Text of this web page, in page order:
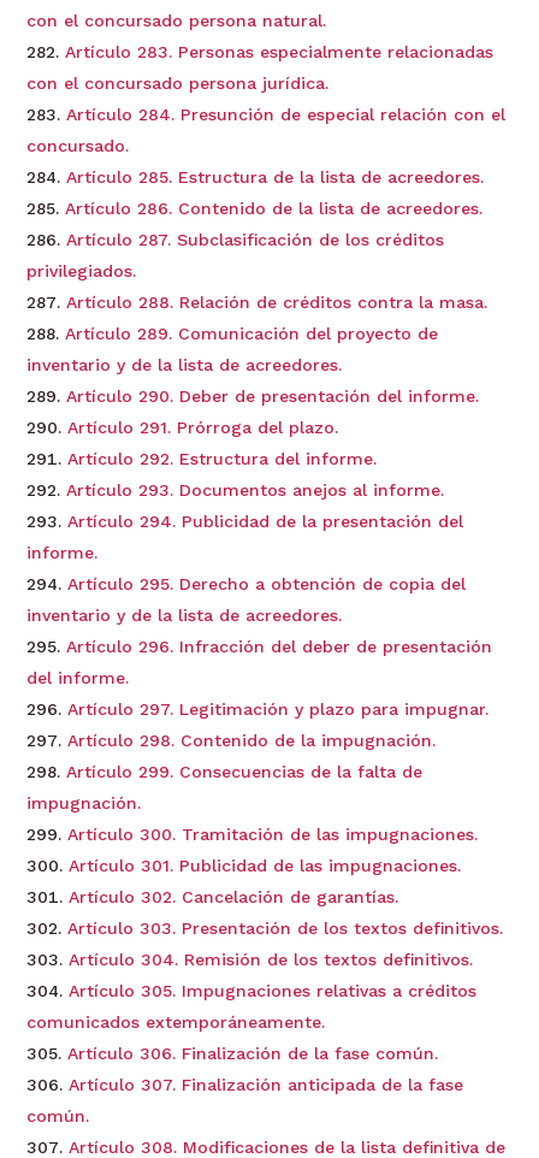
con el concursado persona natural.
Artículo 283. Personas especialmente relacionadas
con el concursado persona jurídica.
Artículo 284. Presunción de especial relación con el
concursado.
Artículo 285. Estructura de la lista de acreedores.
Artículo 286. Contenido de la lista de acreedores.
Artículo 287. Subclasificación de los créditos
privilegiados.
Artículo 288. Relación de créditos contra la masa.
Artículo 289. Comunicación del proyecto de
inventario y de la lista de acreedores.
Artículo 290. Deber de presentación del informe.
Artículo 291. Prórroga del plazo.
Artículo 292. Estructura del informe.
Artículo 293. Documentos anejos al informe.
Artículo 294. Publicidad de la presentación del
informe.
Artículo 295. Derecho a obtención de copia del
inventario y de la lista de acreedores.
Artículo 296. Infracción del deber de presentación
del informe.
Artículo 297. Legitimación y plazo para impugnar.
Artículo 298. Contenido de la impugnación.
Artículo 299. Consecuencias de la falta de
impugnación.
Artículo 300. Tramitación de las impugnaciones.
Artículo 301. Publicidad de las impugnaciones.
Artículo 302. Cancelación de garantías.
Artículo 303. Presentación de los textos definitivos.
Artículo 304. Remisión de los textos definitivos.
Artículo 305. Impugnaciones relativas a créditos
comunicados extemporáneamente.
Artículo 306. Finalización de la fase común.
Artículo 307. Finalización anticipada de la fase
común.
Artículo 308. Modificaciones de la lista definitiva de